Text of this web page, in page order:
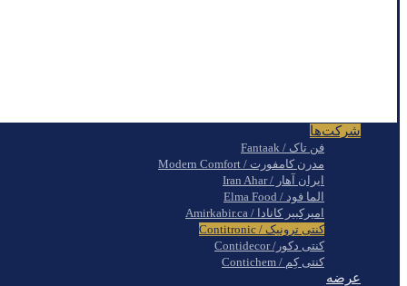
شرکت‌ها
فن تاک / Fantaak
مدرن کامفورت / Modern Comfort
ایران آهار / Iran Ahar
الما فود / Elma Food
امیرکبیر کانادا / Amirkabir.ca
کنتی ترونیک / Contitronic
کنتی دکور/ Contidecor
کنتی کِم / Contichem
عرضه